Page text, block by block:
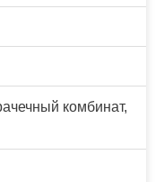
комбинат,